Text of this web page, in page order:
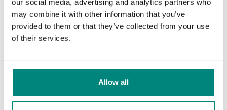
our social media, advertising and analytics partners who
may combine it with other information that you’ve
provided to them or that they’ve collected from your use
of their services.
Allow all
Henkelman beveelt aan
LAATSTE AFLEVERING
Chef Mikel Anthony gebruikt een Henkelman Boxer 35
vacuümmachine in zijn Test Kitchen. Lees meer over dit